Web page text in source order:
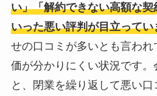
い」「解約できない高額な
いった悪い評判が目立ってい
せの口コミが多いとも言わ
価が分かりにくい状況です。
と、閉業を繰り返して悪い